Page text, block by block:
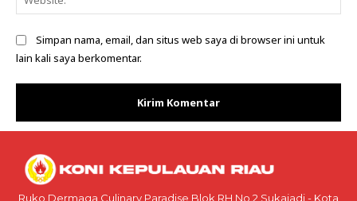
Simpan nama, email, dan situs web saya di browser ini untuk
lain kali saya berkomentar.
Ruko Dermaga Culinary Paradise Blok RH No.2 Sukajadi - Kota